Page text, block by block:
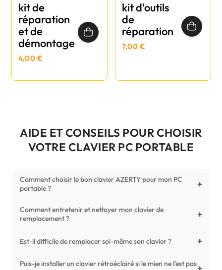
kit de
réparation
et de
démontage
4,00 €
kit d'outils
de
réparation
7,00 €
AIDE ET CONSEILS POUR CHOISIR
VOTRE CLAVIER PC PORTABLE
Comment choisir le bon clavier AZERTY pour mon PC
portable ?
+
Pour ne pas vous tromper, vérifiez trois points critiques sur
votre clavier d'origine : la disposition (AZERTY Français), la
photos HD) et l'emplacement des fixations (vis ou clips) au
Comment entretenir et nettoyer mon clavier de
remplacement ?
+
Un entretien régulier prolonge la vie de vos touches.
poussières sous les mécanismes. Pour le nettoyage,
Est-il difficile de remplacer soi-même son clavier ? +
C'est une réparation accessible et très économique ! La
Puis-je installer un clavier rétroéclairé si le mien ne l'est pas